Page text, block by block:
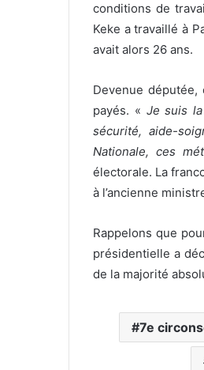
conditions de
Keke a travaillé à
avait alors 26 ans.
Devenue
payés. « Je suis
sécurité, aide-
Nationale, ces
électorale. La
à l’ancienne
Rappelons que
présidentielle a
de la majorité
7e